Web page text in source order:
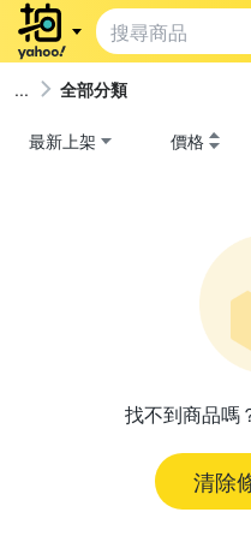
全部分類
最新上架 價格
找不到商品嗎
清除